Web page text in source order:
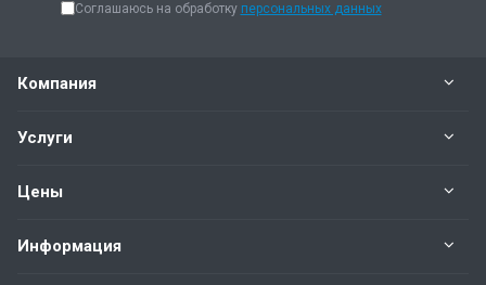
Соглашаюсь на обработку персональных данных
Компания
Услуги
Цены
Информация